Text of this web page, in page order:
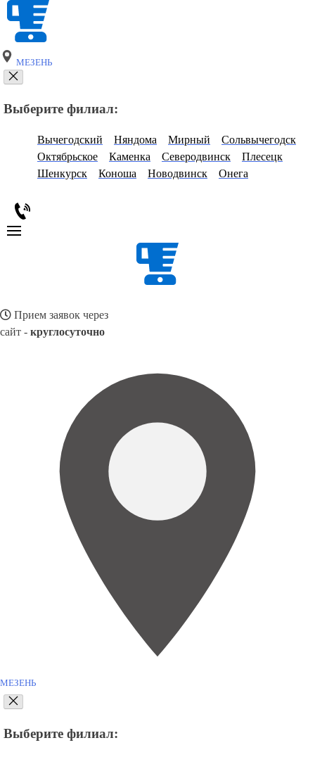
МЕЗЕНЬ
Выберите филиал:
Вычегодский Няндома Мирный
Сольвычегодск
Октябрьское
Каменка Северодвинск
Плесецк
Шенкурск
Коноша Новодвинск Онега
Прием заявок через
сайт - круглосуточно
МЕЗЕНЬ
Выберите филиал: